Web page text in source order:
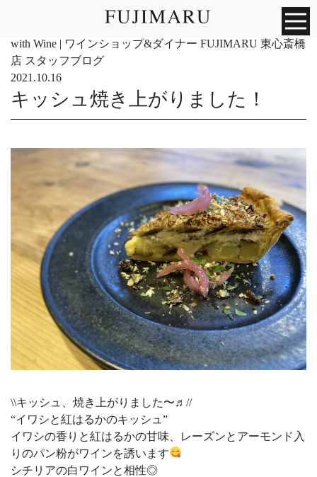
with Wine | ワインショップ&ダイナー FUJIMARU 東心斎橋
店 スタッフブログ
2021.10.16
キッシュ焼き上がりました！
\\キッシュ、焼き上がりました〜♬//
“イワシと紅はるかのキッシュ”
イワシの香りと紅はるかの甘味、レーズンとアーモンド入
りのパン粉がワインを誘います
シチリアの白ワインと相性◎